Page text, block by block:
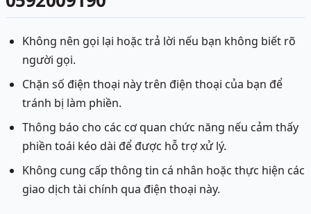
Không nên gọi lại hoặc trả lời nếu bạn không biết rõ
người gọi.
Chặn số điện thoại này trên điện thoại của bạn để
tránh bị làm phiền.
Thông báo cho các cơ quan chức năng nếu cảm thấy
phiền toái kéo dài để được hỗ trợ xử lý.
Không cung cấp thông tin cá nhân hoặc thực hiện các
giao dịch tài chính qua điện thoại này.